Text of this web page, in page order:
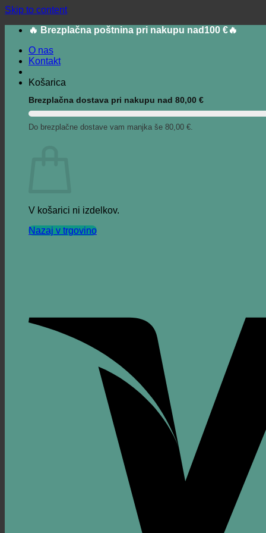
Skip to content
🔥 Brezplačna poštnina pri nakupu nad100 €🔥
O nas
Kontakt
Košarica
Brezplačna dostava pri nakupu nad 80,00 €
Do brezplačne dostave vam manjka še 80,00 €.
V košarici ni izdelkov.
Nazaj v trgovino